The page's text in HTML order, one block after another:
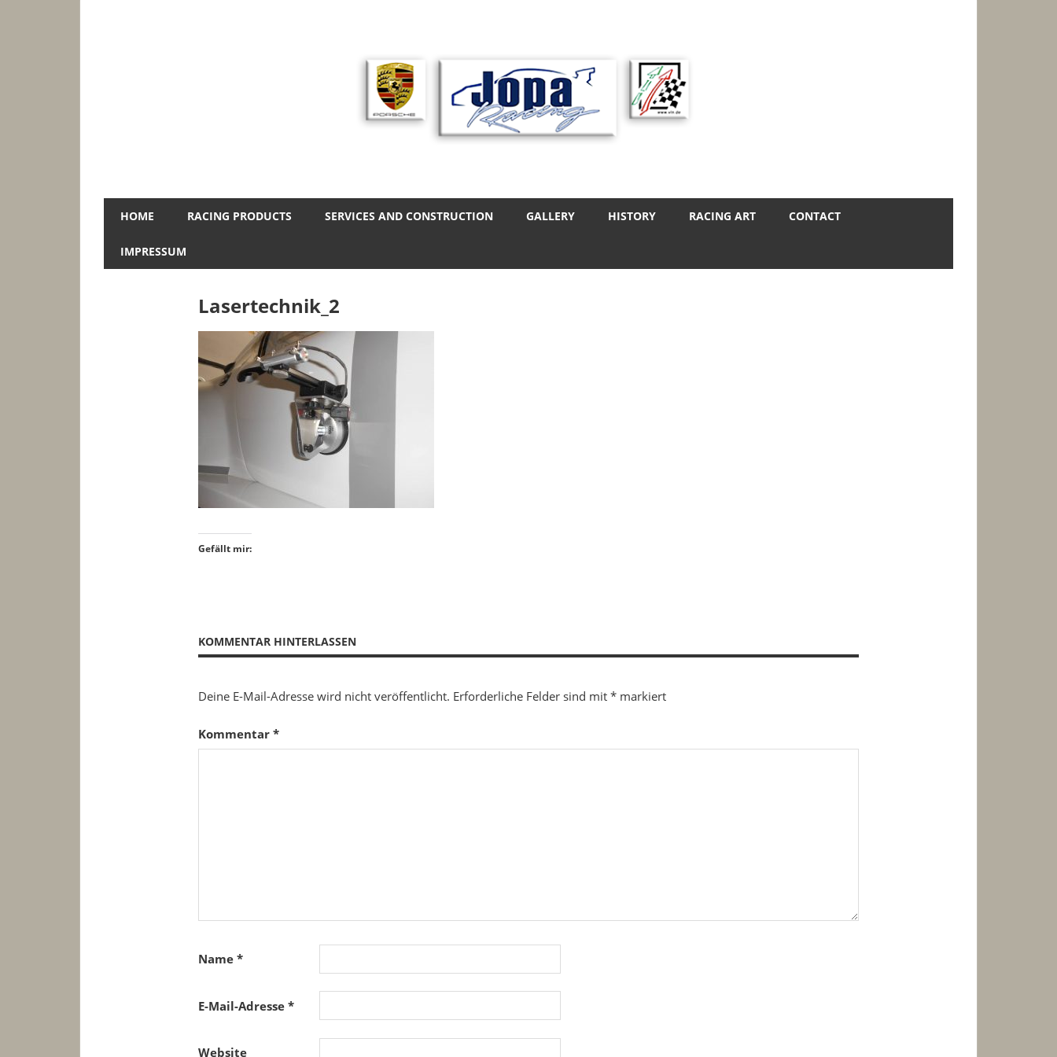
Jopa-
Racing
HOME RACING PRODUCTS SERVICES AND CONSTRUCTION GALLERY HISTORY RACING ART CONTACT
IMPRESSUM
Lasertechnik_2
Gefällt mir:
KOMMENTAR HINTERLASSEN
Deine E-Mail-Adresse wird nicht veröffentlicht. Erforderliche Felder sind mit * markiert
Kommentar *
Name *
E-Mail-Adresse *
Website